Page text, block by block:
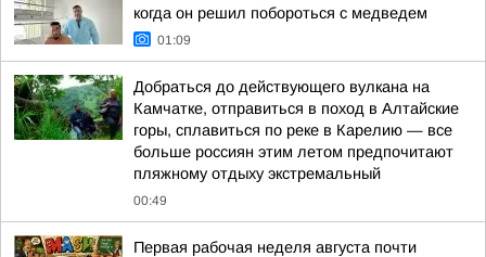
когда он решил побороться с медведем
01:09
Добраться до действующего вулкана на
Камчатке, отправиться в поход в Алтайские
горы, сплавиться по реке в Карелию — все
больше россиян этим летом предпочитают
пляжному отдыху экстремальный
00:49
Первая рабочая неделя августа почти